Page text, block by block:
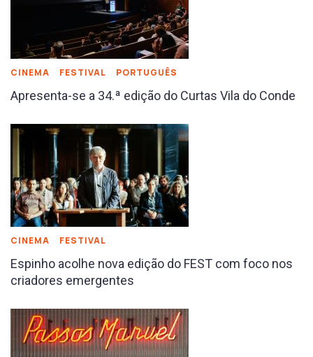
CINEMA FESTIVAL PORTUGUÊS
Apresenta-se a 34.ª edição do Curtas Vila do Conde
CINEMA FESTIVAL
Espinho acolhe nova edição do FEST com foco nos
criadores emergentes